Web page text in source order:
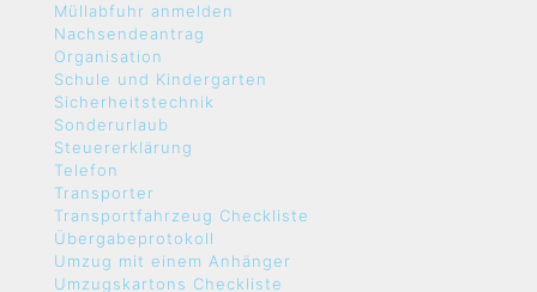
Müllabfuhr anmelden
Nachsendeantrag
Organisation
Schule und Kindergarten
Sicherheitstechnik
Sonderurlaub
Steuererklärung
Telefon
Transporter
Transportfahrzeug Checkliste
Übergabeprotokoll
Umzug mit einem Anhänger
Umzugskartons Checkliste